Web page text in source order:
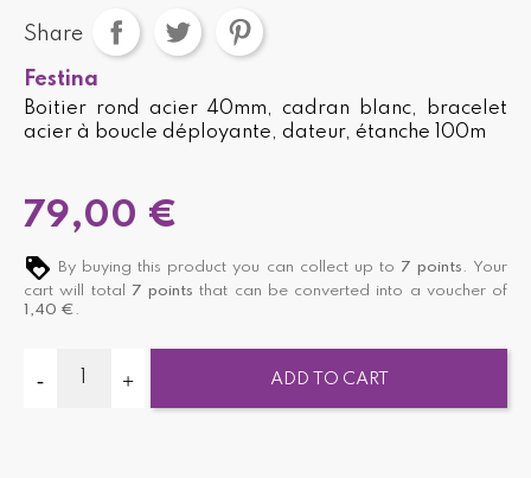
Share
Festina
Boitier rond acier 40mm, cadran blanc, bracelet
acier à boucle déployante, dateur, étanche 100m
79,00 €
By buying this product you can collect up to 7 points . Your
cart will total 7 points that can be converted into a voucher of
1,40 € .
ADD TO CART